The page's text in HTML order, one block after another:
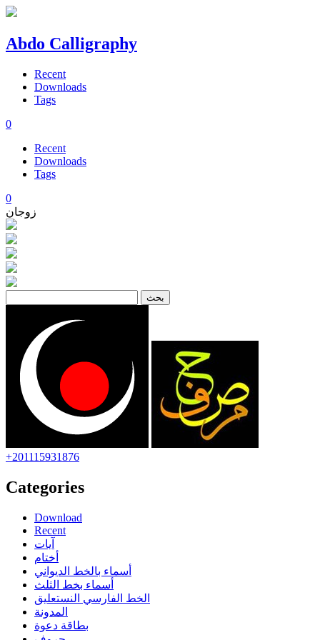
Abdo Calligraphy
Recent
Downloads
Tags
0
Recent
Downloads
Tags
0
زوجان
+201115931876
Categories
Download
Recent
آيات
أختام
أسماء بالخط الديواني
أسماء بخط الثلث
الخط الفارسي النستعليق
المدونة
بطاقة دعوة